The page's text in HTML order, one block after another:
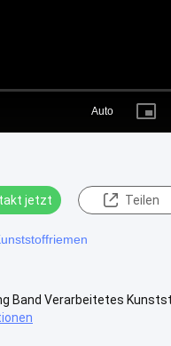
Auto
jetzt Teilen
Band Verarbeitetes